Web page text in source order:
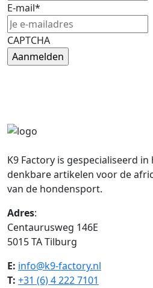
E-mail*
CAPTCHA
K9 Factory is gespecialiseerd
denkbare artikelen voor de
van de hondensport.
Adres:
Centaurusweg 146E
5015 TA Tilburg
E: info@k9-factory.nl
T: +31 (6) 4 222 7101